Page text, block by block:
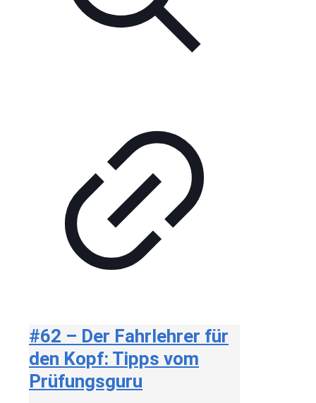
#62 – Der Fahrlehrer für
den Kopf: Tipps vom
Prüfungsguru